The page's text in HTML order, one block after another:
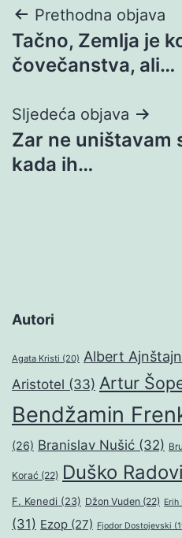
Navigacija
objava
Prethodna objava
Tačno, Zemlja je
čovečanstva, ali…
Sljedeća objava
Zar ne uništavam
kada ih…
Autori
Agata Kristi (20) Albert Ajnštajn
Aristotel (33) Artur
Bendžamin
(26) Branislav Nušić (32)
Korać (22) Duško
F. Kenedi (23) Džon Vuden (22) Erih
(31) Ezop (27) Fjodor Dostojevski